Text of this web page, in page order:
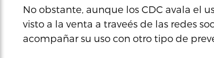
No obstante, aunque los CDC avala el
visto a la venta a traveés de las redes
acompañar su uso con otro tipo de